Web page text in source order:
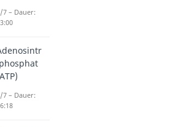
Phosphat.
7 – Dauer:
7 – Dauer: